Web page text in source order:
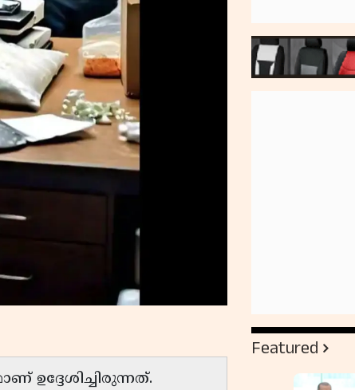
ഉദ്ദേശിച്ചിരുന്നത്.
Featured